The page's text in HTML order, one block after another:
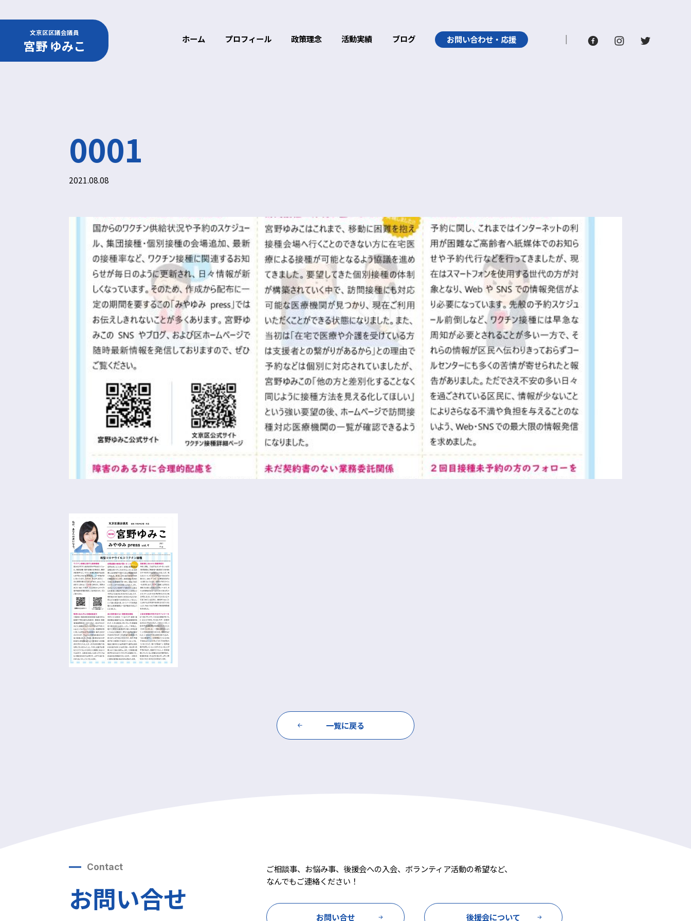
文京区区議会議員
宮野 ゆみこ ホーム プロフィール 政策理念 活動実績 ブログ お問い合わせ・応援
0001
2021.08.08
一覧に戻る
Contact
お問い合せ
ご相談事、お悩み事、後援会への入会、ボランティア活動の希望など、
なんでもご連絡ください！
お問い合せ 後援会について